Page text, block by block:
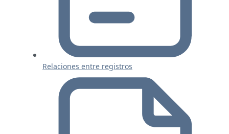
Relaciones entre registros